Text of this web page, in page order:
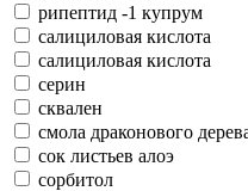
рипептид -1 купрум
салициловая кислота
салициловая кислота
серин
сквален
смола драконового
сок листьев алоэ
сорбитол